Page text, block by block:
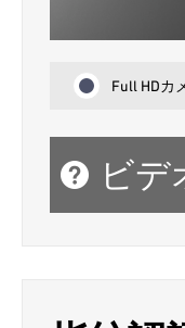
Full HDカ
ビデ